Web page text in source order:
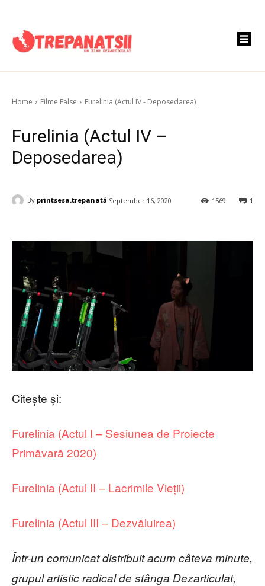
Home Filme False Furelinia (Actul IV - Deposedarea)
Furelinia (Actul IV –
Deposedarea)
By printsesa.trepanată September 16, 2020 1
1569
Citește și:
Furelinia (Actul I – Sesiunea de Proiecte
Primăvară 2020)
Furelinia (Actul II – Lacrimile Vieții)
Furelinia (Actul III – Dezvăluirea)
Într-un comunicat distribuit acum câteva minute,
grupul artistic radical de stânga Dezarticulat,